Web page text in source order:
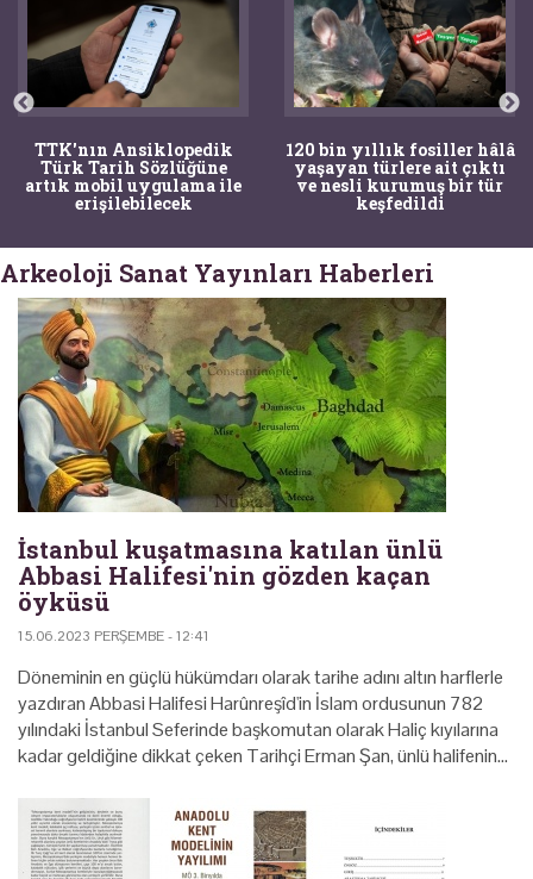
TTK'nın Ansiklopedik
Türk Tarih Sözlüğüne
artık mobil uygulama ile
erişilebilecek
120 bin yıllık fosiller hâlâ
yaşayan türlere ait çıktı
ve nesli kurumuş bir tür
keşfedildi
Arkeoloji Sanat Yayınları Haberleri
İstanbul kuşatmasına katılan ünlü
Abbasi Halifesi'nin gözden kaçan
öyküsü
15.06.2023 PERŞEMBE - 12:41
Döneminin en güçlü hükümdarı olarak tarihe adını altın harflerle
yazdıran Abbasi Halifesi Harûnreşîd'in İslam ordusunun 782
yılındaki İstanbul Seferinde başkomutan olarak Haliç kıyılarına
kadar geldiğine dikkat çeken Tarihçi Erman Şan, ünlü halifenin…